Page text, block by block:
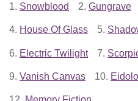
1. Snowblood 2. Gungrave
4. House Of Glass 5.
6. Electric Twilight 7.
9. Vanish Canvas 10.